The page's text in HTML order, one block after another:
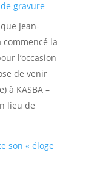
gravure
Jean-
commencé la
l’occasion
de venir
à KASBA –
lieu de
son « éloge